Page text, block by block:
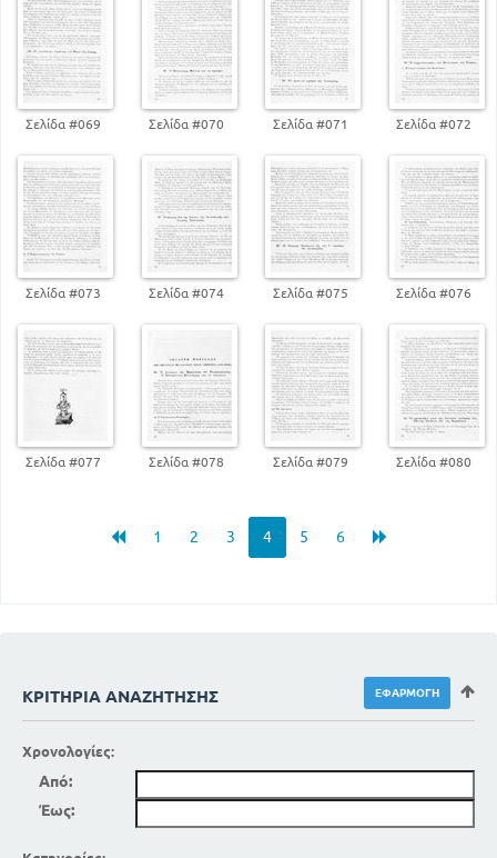
Σελίδα #069 Σελίδα #070 Σελίδα #071 Σελίδα #072
Σελίδα #073 Σελίδα #074 Σελίδα #075 Σελίδα #076
Σελίδα #077 Σελίδα #078 Σελίδα #079 Σελίδα #080
1 2 3 4 5 6
ΚΡΙΤΉΡΙΑ ΑΝΑΖΉΤΗΣΗΣ
Χρονολογίες:
Από:
Έως: